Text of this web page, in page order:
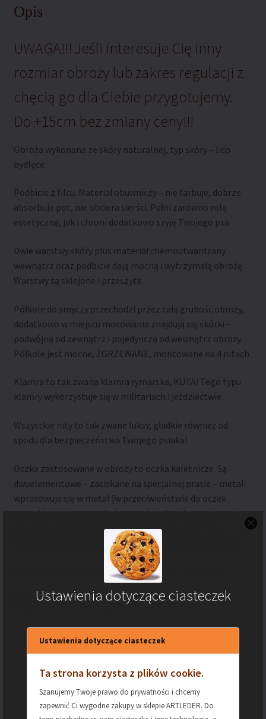
Opis
UWAGA!!! Jeśli interesuje Cię inny
rozmiar obroży lub zakres regulacji z
chęcią go dla Ciebie przygotujemy.
Do +15cm bez zmiany ceny!!!
Obroża wykonana ze skóry naturalnej, typ skóry – lico
bydlęce.
Podbicie z filcu. Materiał obuwniczy – nie farbuje, dobrze
absorbuje pot, nie obciera sierści. Pełni zarówno rolę
estetyczną, jak i chroni dodatkowo szyję Twojego psa.
Dwie warstwy skóry plus materiał chemoutwardzany
wewnątrz oraz podbicie dają mocną i wytrzymałą obrożę.
Warstwy są sklejone i przeszyte.
Półkole do smyczy przechodzi przez całą grubość obroży,
dodatkowo w miejscu mocowania znajdują się skórki –
podwójna od zewnątrz i pojedyncza od wewnątrz obroży.
Półkole jest mocne, ZGRZEWANE, montowane na 4 nitach.
Klamra to tak zwana klamra rymarska, KUTA! Tego typu
klamry wykorzystuje się w militariach i jeździectwie.
Wszystkie nity to tak zwane luksy, gładkie również od
spodu dla bezpieczeństwa Twojego psiaka!
Oczka zastosowane w obroży to oczka kaletnicze. Są
dwuelementowe – zaciskane na specjalnej prasie – metal
wprasowuje się w metal [w przeciwieństwie do oczek
szewskich, tak zwanych słoneczek, jednoelementowych,
gdzie po zaprasowaniu od spodu oczko przypomina
słoneczko, po czasie tego typu oczka często wypadają].
Szlufki są podklejone materiałem, szyte i nitowane.
Opis Techniczny
MATERIAŁ – SKÓRA
Skóra naturalna
KLAMRĄ
Ustawienia dotyczące ciasteczek
Ustawienia dotyczące ciasteczek
Ta strona korzysta z plików cookie.
Szanujemy Twoje prawo do prywatności i chcemy
zapewnić Ci wygodne zakupy w sklepie ARTLEDER. Do